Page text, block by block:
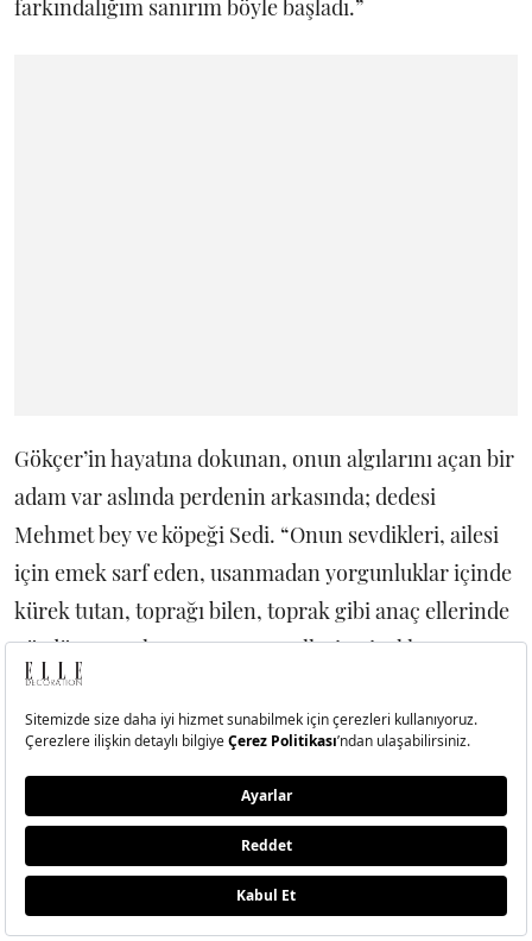
farkındalığım sanırım böyle başladı.”
Gökçer’in hayatına dokunan, onun algılarını açan bir
adam var aslında perdenin arkasında; dedesi
Mehmet bey ve köpeği Sedi. “Onun sevdikleri, ailesi
için emek sarf eden, usanmadan yorgunluklar içinde
kürek tutan, toprağı bilen, toprak gibi anaç ellerinde
gördüm var oluşumuzu. Aynı ellerin çiçeklere
dokunuşunu gördüm, o ellerin sokaktan kimsesiz
halde bulup kalbini, hayatını, yuvasını açtığı Sedi
İnsanlara karşı kibar, duyarlı, paylaşımcı, dertten
anlayan, nasıl vefalı iyi bir dost, iyi bir arkadaş, eş,
baba oluşunu dilinden dökülen her cümlede gördüm.
Mutluluktan parlasa da hüzünlü bakıp dolu dolu olsa